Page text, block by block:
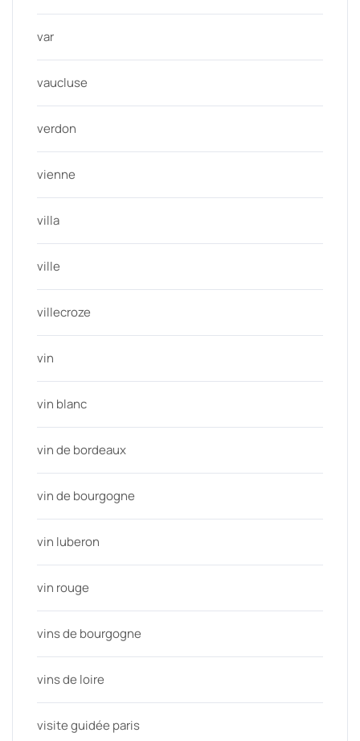
var
vaucluse
verdon
vienne
villa
ville
villecroze
vin
vin blanc
vin de bordeaux
vin de bourgogne
vin luberon
vin rouge
vins de bourgogne
vins de loire
visite guidée paris